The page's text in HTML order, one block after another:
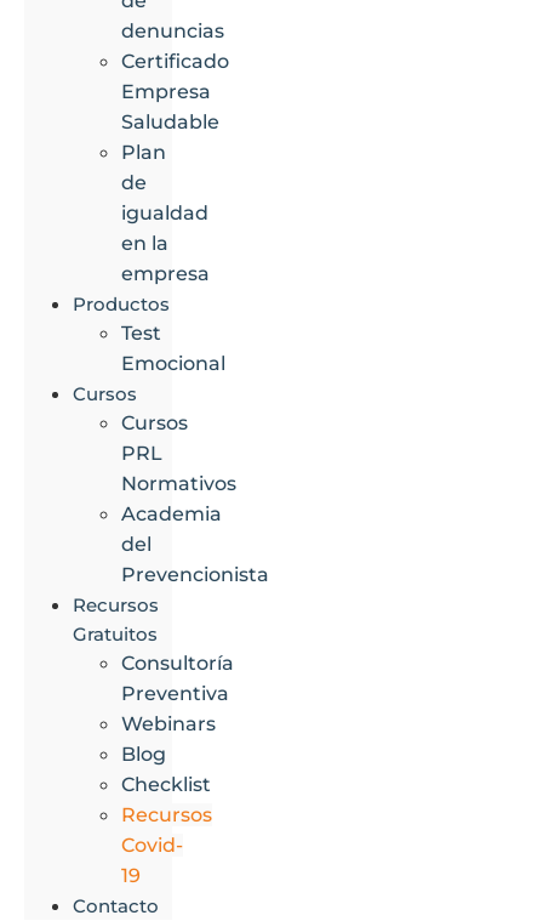
denuncias
Certificado
Empresa
Saludable
Plan
de
igualdad
en la
empresa
Productos
Test
Emocional
Cursos
Cursos
PRL
Normativos
Academia
del
Prevencionista
Recursos
Gratuitos
Consultoría
Preventiva
Webinars
Blog
Checklist
Recursos
Covid-
19
Contacto